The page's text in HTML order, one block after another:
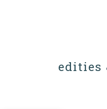
edities